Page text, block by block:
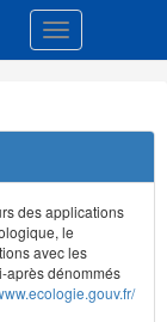
Toggle
des applications
le
avec les
après dénommés